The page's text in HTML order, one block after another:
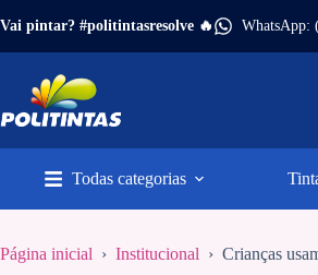
para
Vai pintar? #politintasresolve 🔥 WhatsApp:
Todas categorias
Página inicial › Institucional › Crianças